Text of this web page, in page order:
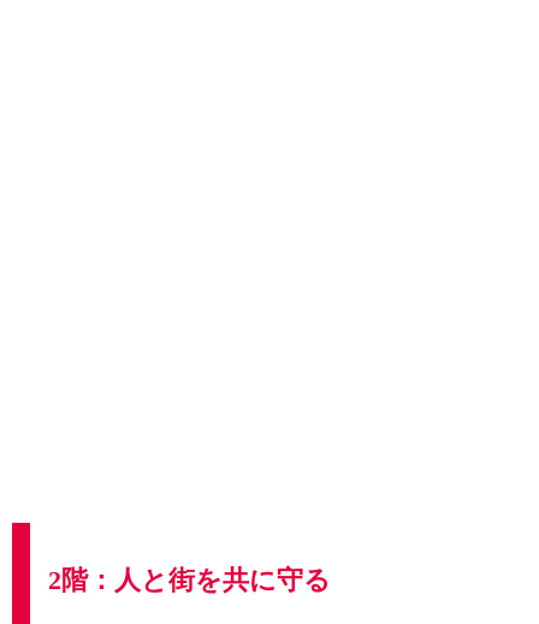
2階：人と街を共に守る